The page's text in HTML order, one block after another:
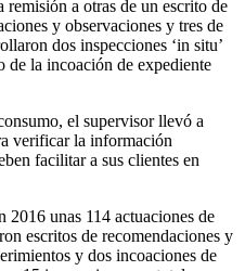
a otras de un escrito de
y observaciones y tres de
dos inspecciones ‘in situ’
de la incoación de expediente
el supervisor llevó a
verificar la información
facilitar a sus clientes en
2016 unas 114 actuaciones de
escritos de recomendaciones y
y dos incoaciones de